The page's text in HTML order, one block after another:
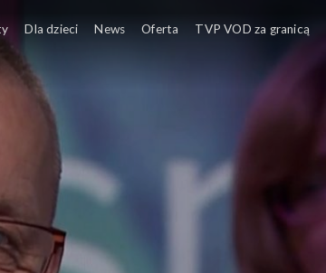
Dla dzieci News Oferta TVP VOD za granicą